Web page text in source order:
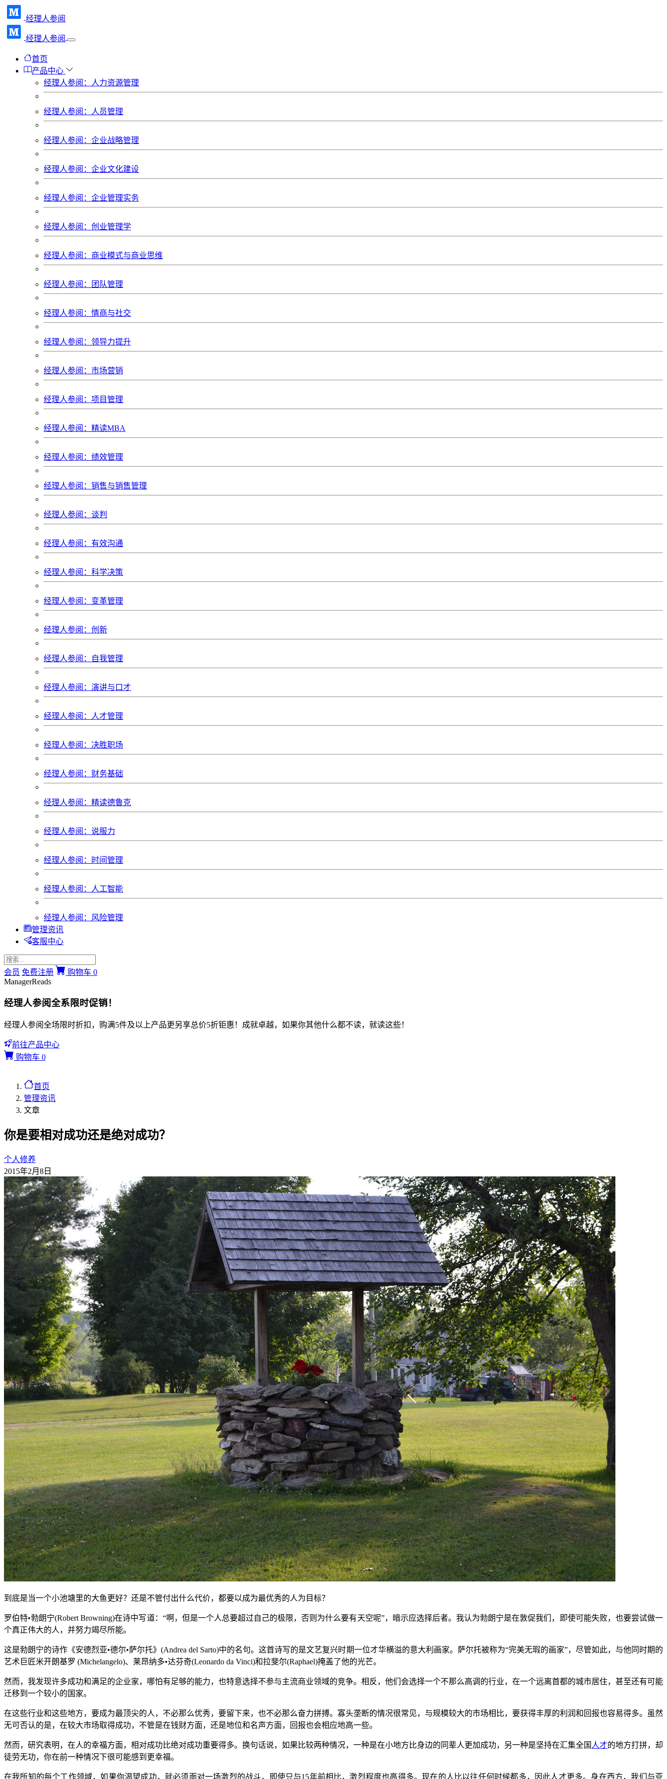
经理人参阅
经理人参阅
首页
产品中心
经理人参阅：人力资源管理
经理人参阅：人员管理
经理人参阅：企业战略管理
经理人参阅：企业文化建设
经理人参阅：企业管理实务
经理人参阅：创业管理学
经理人参阅：商业模式与商业思维
经理人参阅：团队管理
经理人参阅：情商与社交
经理人参阅：领导力提升
经理人参阅：市场营销
经理人参阅：项目管理
经理人参阅：精读MBA
经理人参阅：绩效管理
经理人参阅：销售与销售管理
经理人参阅：谈判
经理人参阅：有效沟通
经理人参阅：科学决策
经理人参阅：变革管理
经理人参阅：创新
经理人参阅：自我管理
经理人参阅：演讲与口才
经理人参阅：人才管理
经理人参阅：决胜职场
经理人参阅：财务基础
经理人参阅：精读德鲁克
经理人参阅：说服力
经理人参阅：时间管理
经理人参阅：人工智能
经理人参阅：风险管理
管理资讯
客服中心
会员 免费注册 购物车 0
ManagerReads
经理人参阅全系限时促销！
经理人参阅全场限时折扣，购满5件及以上产品更另享总价5折钜惠！成就卓越，如果你其他什么都不读，就读这些！
前往产品中心
购物车 0
首页
管理资讯
文章
你是要相对成功还是绝对成功？
个人修养
2015年2月8日
到底是当一个小池塘里的大鱼更好？还是不管付出什么代价，都要以成为最优秀的人为目标？
罗伯特•勃朗宁(Robert Browning)在诗中写道：“啊，但是一个人总要超过自己的极限，否则为什么要有天空呢”，暗示应选择后者。我认为勃朗宁是在敦促我们，即使可能失败，也要尝试做一
个真正伟大的人，并努力竭尽所能。
这是勃朗宁的诗作《安德烈亚•德尔•萨尔托》(Andrea del Sarto)中的名句。这首诗写的是文艺复兴时期一位才华横溢的意大利画家。萨尔托被称为“完美无瑕的画家”，尽管如此，与他同时期的
艺术巨匠米开朗基罗 (Michelangelo)、莱昂纳多•达芬奇(Leonardo da Vinci)和拉斐尔(Raphael)掩盖了他的光芒。
然而，我发现许多成功和满足的企业家，哪怕有足够的能力，也特意选择不参与主流商业领域的竞争。相反，他们会选择一个不那么高调的行业，在一个远离首都的城市居住，甚至还有可能
迁移到一个较小的国家。
在这些行业和这些地方，要成为最顶尖的人，不必那么优秀，要留下来，也不必那么奋力拼搏。寡头垄断的情况很常见，与规模较大的市场相比，要获得丰厚的利润和回报也容易得多。虽然
无可否认的是，在较大市场取得成功，不管是在钱财方面，还是地位和名声方面，回报也会相应地高一些。
然而，研究表明，在人的幸福方面，相对成功比绝对成功重要得多。换句话说，如果比较两种情况，一种是在小地方比身边的同辈人更加成功，另一种是坚持在汇集全国 人才的地方打拼，却
徒劳无功，你在前一种情况下很可能感到更幸福。
在我所知的每个工作领域，如果你渴望成功，就必须面对一场激烈的战斗，即使只与15年前相比，激烈程度也高得多。现在的人比以往任何时候都多，因此人才更多。身在西方，我们与亚